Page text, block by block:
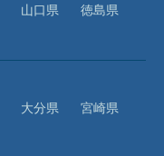
山口県
徳島県
大分県
宮崎県